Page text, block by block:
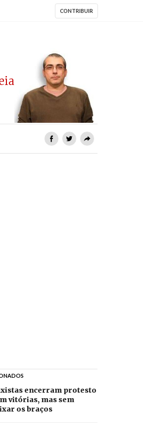
CONTRIBUIR
encerram protesto
vitórias, mas sem
os braços